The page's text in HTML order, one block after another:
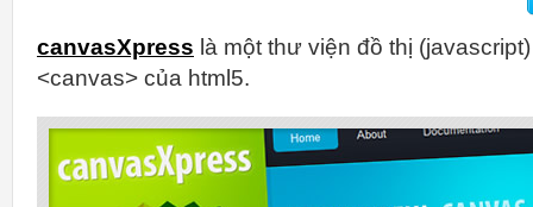
canvasXpress là một thư viện đồ thị
<canvas> của html5.